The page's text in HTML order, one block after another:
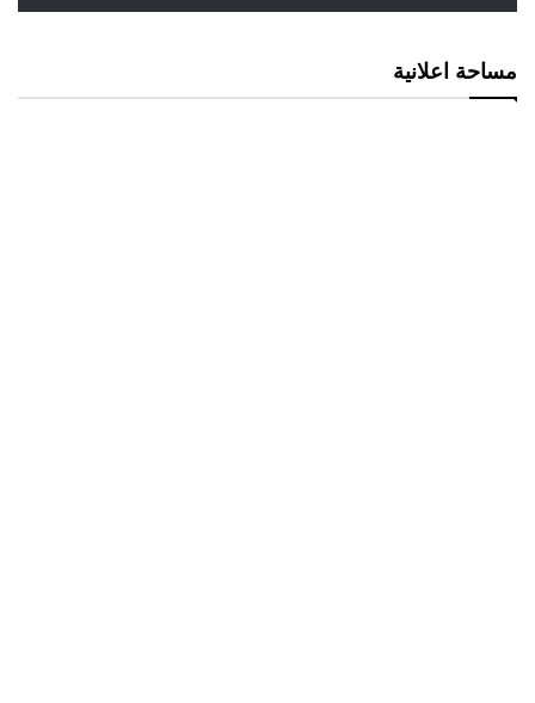
مساحة اعلانية